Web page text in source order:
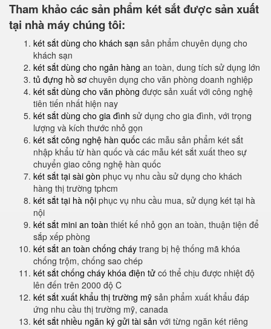
Tham khảo các sản phẩm két sắt được sản xuất
tại nhà máy chúng tôi:
két sắt dùng cho khách sạn sản phẩm chuyên dụng cho
khách sạn
két sắt dùng cho ngân hàng an toàn, dung tích sử dụng lớn
tủ đựng hồ sơ chuyên dụng cho văn phòng doanh nghiệp
két sắt dùng cho văn phòng được sản xuất với công nghệ
tiên tiến nhất hiện nay
két sắt dùng cho gia đình sử dụng cho gia đình, với trọng
lượng và kích thước nhỏ gọn
két sắt công nghệ hàn quốc các mẫu sản phẩm két sắt
nhập khẩu từ hàn quốc và các mẫu két sắt xuất theo sự
chuyển giao công nghệ hàn quốc
két sắt tại sài gòn phục vụ nhu cầu sử dụng cho khách
hàng thị trường tphcm
két sắt tại hà nội phục vụ nhu cầu mua, sử dụng két tại hà
nội
két sắt mini an toàn thiết kế nhỏ gọn an toàn, thuận tiện để
sắp xếp phòng
két sắt an toàn chống cháy trang bị hệ thống mã khóa
chống trộm, chống sao chép
két sắt chống cháy khóa điện tử có thể chịu được nhiệt độ
lên đến trên 2000 độ C
két sắt xuất khẩu thị trường mỹ sản phẩm xuất khẩu đáp
ứng nhu cầu thị trường mỹ, canada
két sắt nhiều ngăn ký gửi tài sản với từng ngăn két riêng